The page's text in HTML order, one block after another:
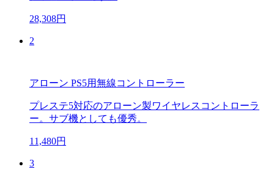
28,308円
2
アローン PS5用無線コントローラー
プレステ5対応のアローン製ワイヤレスコントローラ
ー。サブ機としても優秀。
11,480円
3